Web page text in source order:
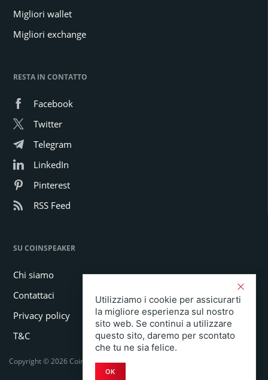
Migliori wallet
Migliori exchange
RESTA IN CONTATTO
Facebook
Twitter
Telegram
LinkedIn
Pinterest
RSS Feed
SU COINSPEAKER
Chi siamo
Contattaci
Privacy policy
T&C
Copyright © 2026 Coinspeaker LTD. All rights reserved.
Utilizziamo i cookie per assicurarti
la migliore esperienza sul nostro
sito web. Se continui a utilizzare
questo sito, daremo per scontato
che tu ne sia felice.
OK